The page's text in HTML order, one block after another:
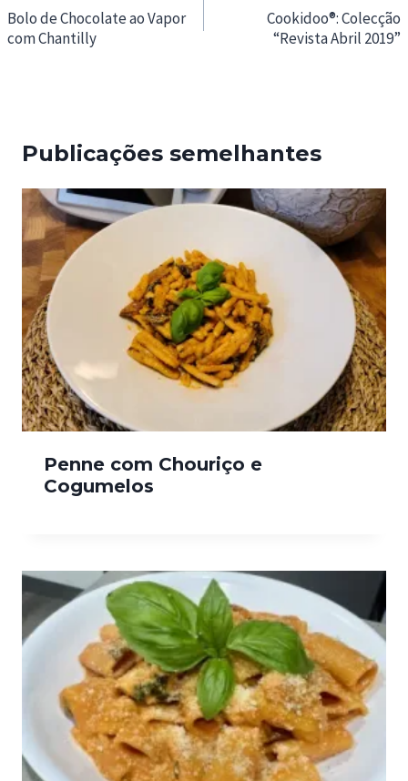
de
artigos
Bolo de Chocolate ao Vapor
com Chantilly
Cookidoo®: Colecção
“Revista Abril 2019”
Publicações semelhantes
Penne com Chouriço e
Cogumelos